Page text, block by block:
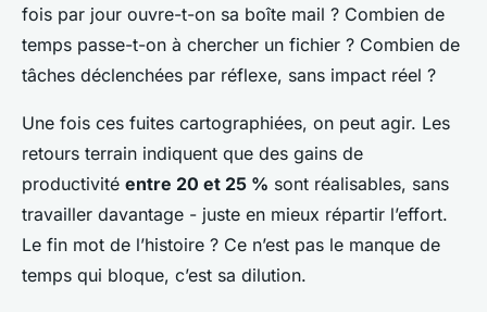
fois par jour ouvre-t-on sa boîte mail ? Combien de
temps passe-t-on à chercher un fichier ? Combien de
tâches déclenchées par réflexe, sans impact réel ?
Une fois ces fuites cartographiées, on peut agir. Les
retours terrain indiquent que des gains de
productivité entre 20 et 25 % sont réalisables, sans
travailler davantage - juste en mieux répartir l’effort.
Le fin mot de l’histoire ? Ce n’est pas le manque de
temps qui bloque, c’est sa dilution.